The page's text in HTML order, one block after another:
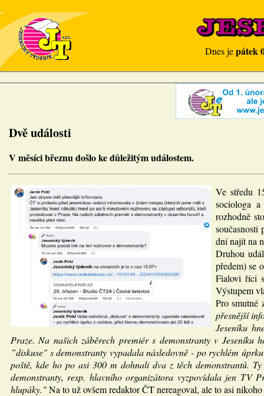
Dnes jepátek
Dvě události
V měsíci březnu došlo ke důležitým událostem.
Ve středu
sociologa
rozhodně
současnosti
dní najít na
Druhou
předem) se
Fialovi říci
Výstupem
Pro smutné
přesnější
Jeseníku
Praze. Na našich záběrech premiér s demonstranty v Jeseníku
”diskuse" s demonstranty vypadala následovně - po rychlém
poště, kde ho po asi 300 m dohnali dva z těch demonstrantů.
demonstranty, resp. hlavního organizátora vyzpovídala jen
hlupáky."Na to už ovšem redaktor ČT nereagoval, ale to asi